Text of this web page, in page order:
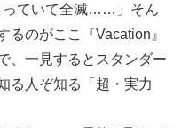
っていて全滅……」そん
るのがここ『Vacation』
、一見するとスタンダー
る人ぞ知る「超・実力